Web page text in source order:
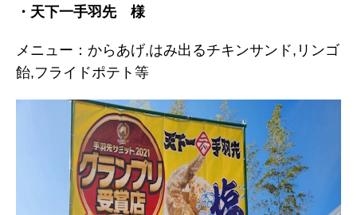
・天下一手羽先 様
メニュー：からあげ,はみ出るチキンサンド,リンゴ
飴,フライドポテト等